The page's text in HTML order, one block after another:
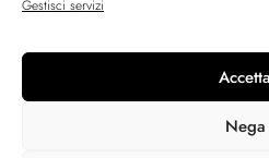
Gestisci servizi
Accetta
Nega